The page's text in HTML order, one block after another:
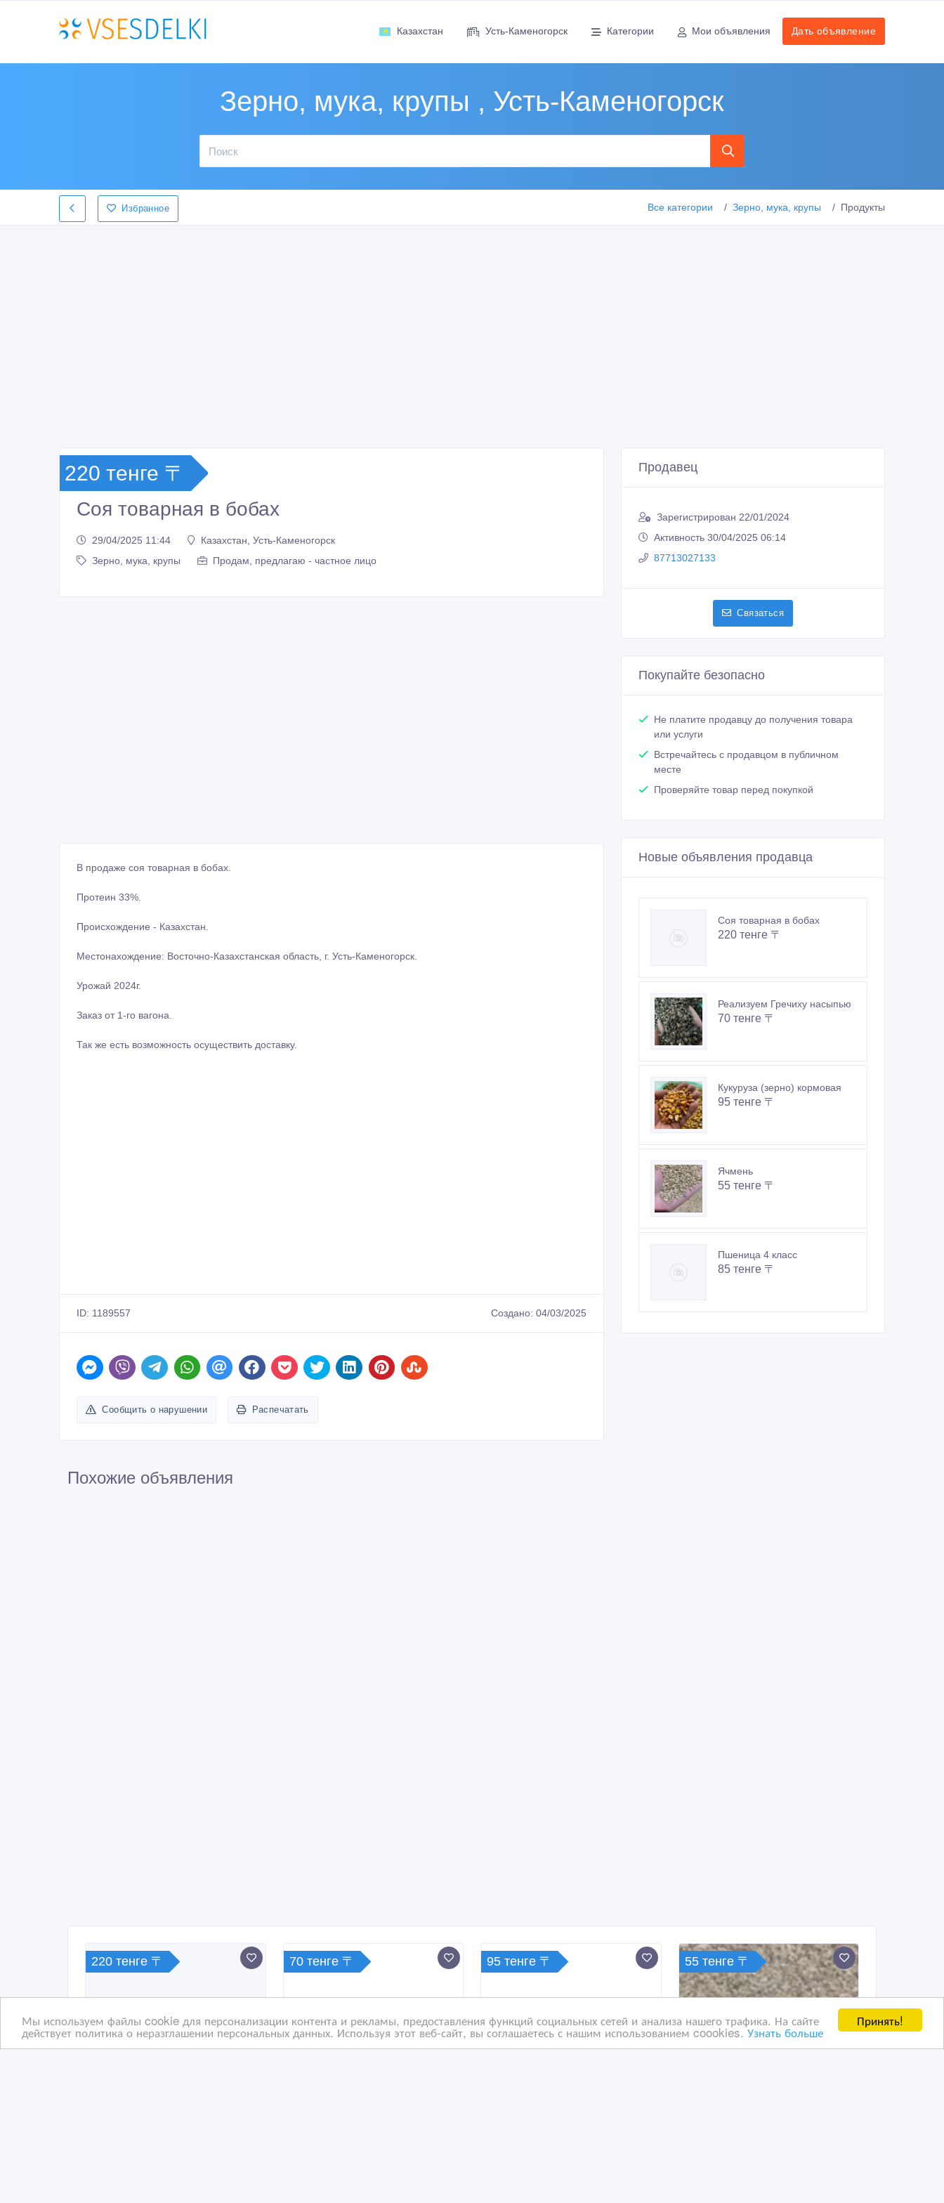
Принять!
Мы используем файлы cookie для персонализации контента и рекламы, предоставления функций социальных сетей и анализа нашего трафика. На сайте
действует политика о неразглашении персональных данных. Используя этот веб-сайт, вы соглашаетесь с нашим использованием coookies.Узнать больше
Казахстан Усть-Каменогорск Категории Мои объявления Дать объявление
Зерно, мука, крупы , Усть-Каменогорск
Избранное Все категории Зерно, мука, крупы Продукты
220 тенге 〒
Соя товарная в бобах
29/04/2025 11:44
Казахстан, Усть-Каменогорск
Зерно, мука, крупы
Продам, предлагаю - частное лицо
В продаже соя товарная в бобах.
Протеин 33%.
Происхождение - Казахстан.
Местонахождение: Восточно-Казахстанская область, г. Усть-Каменогорск.
Урожай 2024г.
Заказ от 1-го вагона.
Так же есть возможность осуществить доставку.
ID: 1189557 Создано: 04/03/2025
Сообщить о нарушении Распечатать
Продавец
Зарегистрирован 22/01/2024
Активность 30/04/2025 06:14
87713027133
Связаться
Покупайте безопасно
Не платите продавцу до получения товара
или услуги
Встречайтесь с продавцом в публичном
месте
Проверяйте товар перед покупкой
Новые объявления продавца
Соя товарная в бобах
220 тенге 〒
Реализуем Гречиху насыпью
70 тенге 〒
Кукуруза (зерно) кормовая
95 тенге 〒
Ячмень
55 тенге 〒
Пшеница 4 класс
85 тенге 〒
Похожие объявления
220 тенге 〒 70 тенге 〒 95 тенге 〒 55 тенге 〒